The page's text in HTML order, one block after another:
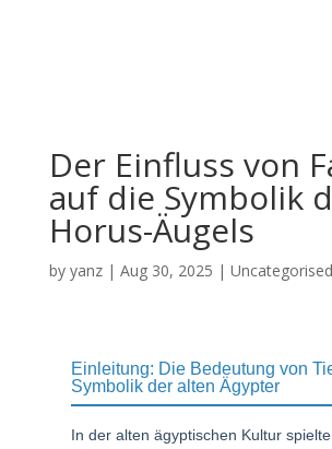
Der Einfluss von
auf die Symbolik
Horus-Äugels
by yanz| Aug 30, 2025 | Uncategorised
Einleitung: Die Bedeutung von
Symbolik der alten Ägypter
In der alten ägyptischen Kultur